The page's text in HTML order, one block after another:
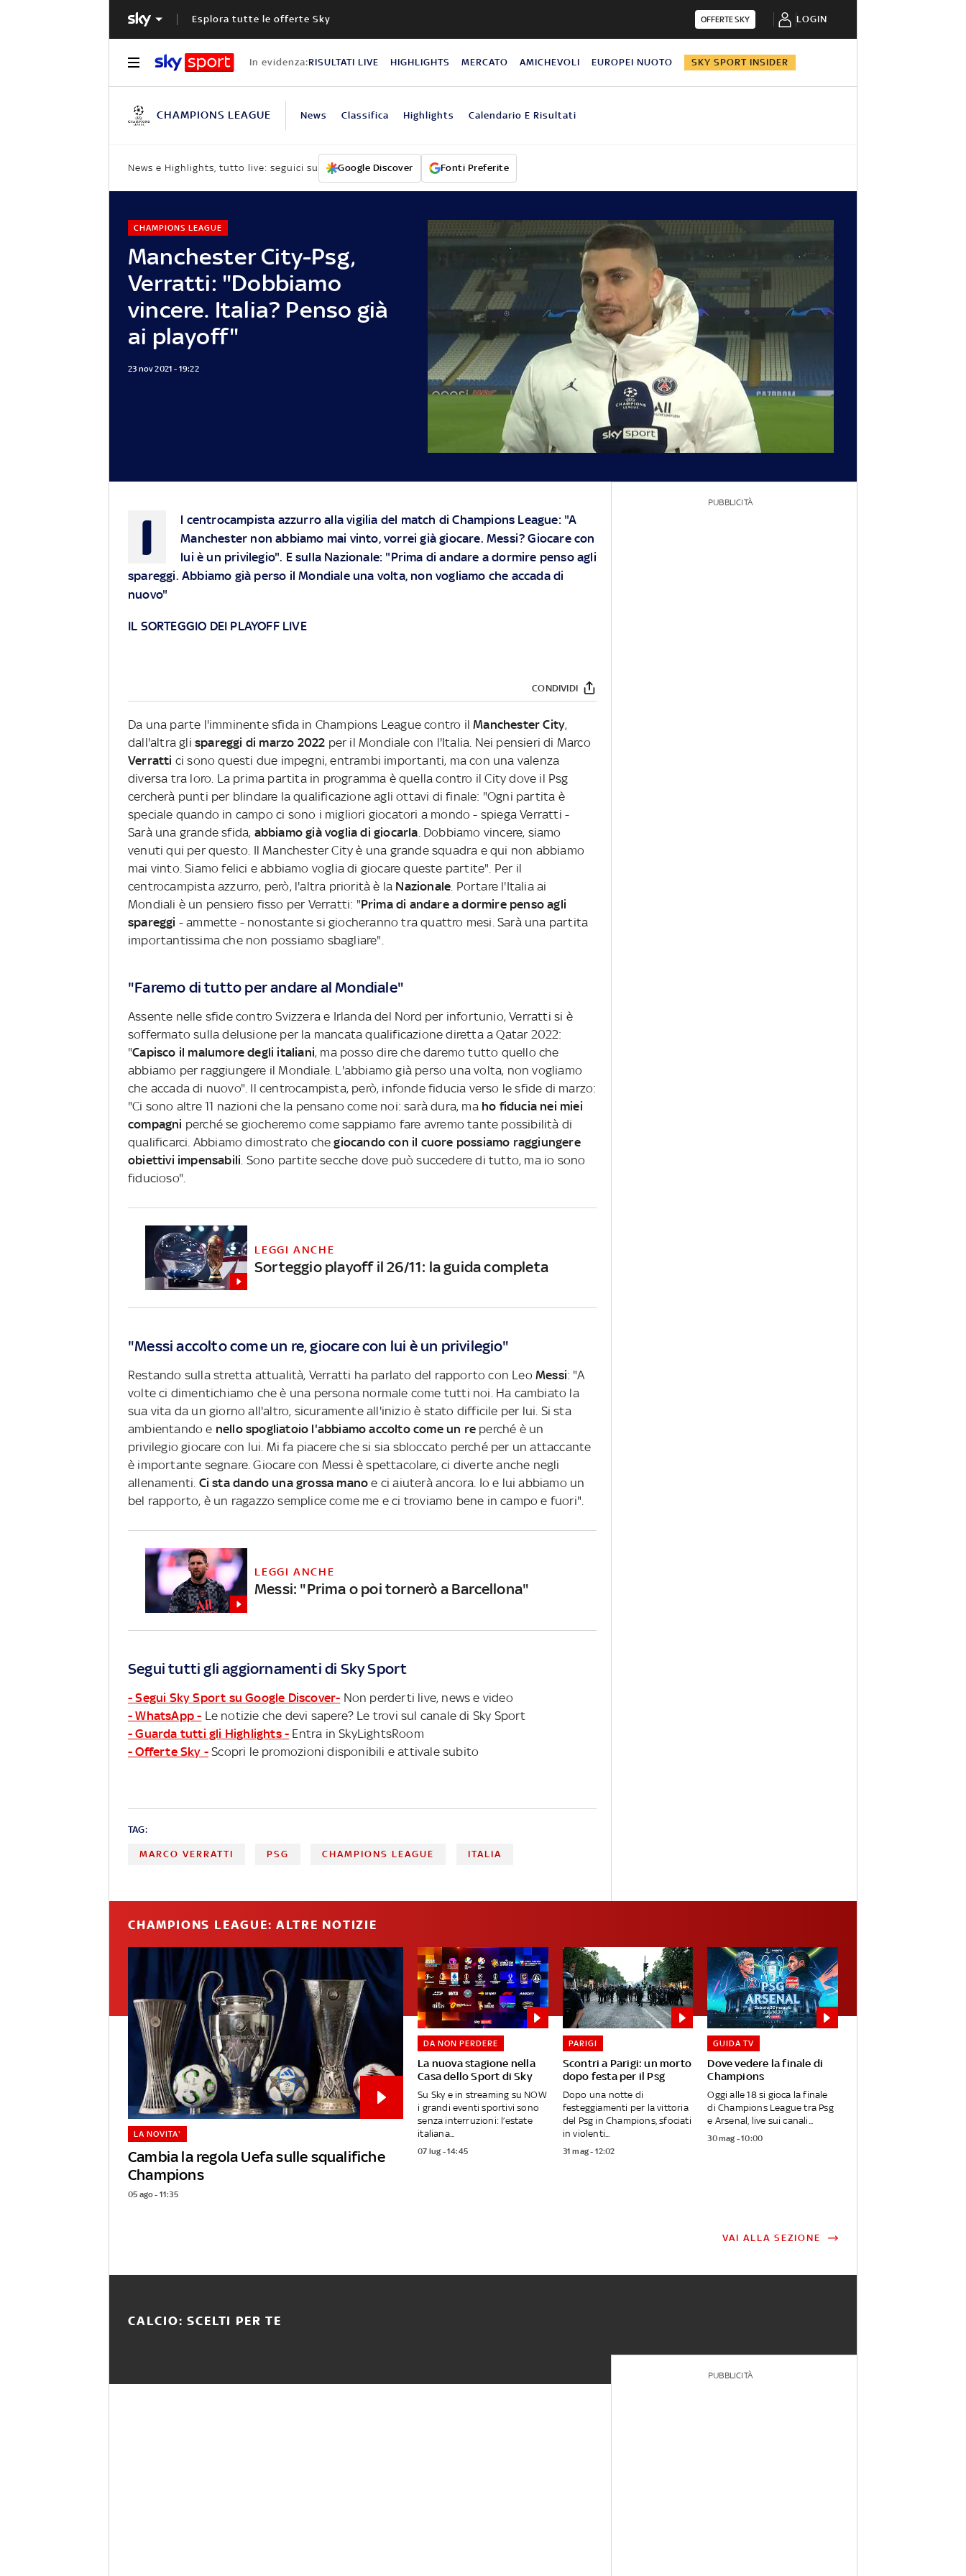
Esplora tutte le offerte Sky OFFERTE SKY LOGIN
In evidenza:RISULTATI LIVE HIGHLIGHTS MERCATO AMICHEVOLI EUROPEI NUOTO SKY SPORT INSIDER
CHAMPIONS LEAGUE News Classifica Highlights Calendario E Risultati
News e Highlights, tutto live: seguici su Google Discover Fonti Preferite
Manchester City-Psg,
Verratti: "Dobbiamo
vincere. Italia? Penso già
ai playoff"
CHAMPIONS LEAGUE
23 nov 2021 - 19:22
I
l centrocampista azzurro alla vigilia del match di Champions League: "A
Manchester non abbiamo mai vinto, vorrei già giocare. Messi? Giocare con
lui è un privilegio". E sulla Nazionale: "Prima di andare a dormire penso agli
spareggi. Abbiamo già perso il Mondiale una volta, non vogliamo che accada di
nuovo"
IL SORTEGGIO DEI PLAYOFF LIVE
CONDIVIDI
Da una parte l'imminente sfida in Champions League contro ilManchester City,
dall'altra gli spareggi di marzo 2022 per il Mondiale con l'Italia. Nei pensieri di Marco
Verratti ci sono questi due impegni, entrambi importanti, ma con una valenza
diversa tra loro. La prima partita in programma è quella contro il City dove il Psg
cercherà punti per blindare la qualificazione agli ottavi di finale: "Ogni partita è
speciale quando in campo ci sono i migliori giocatori a mondo - spiega Verratti -
Sarà una grande sfida, abbiamo già voglia di giocarla. Dobbiamo vincere, siamo
venuti qui per questo. Il Manchester City è una grande squadra e qui non abbiamo
mai vinto. Siamo felici e abbiamo voglia di giocare queste partite". Per il
centrocampista azzurro, però, l'altra priorità è la Nazionale. Portare l'Italia ai
Mondiali è un pensiero fisso per Verratti: "Prima di andare a dormire penso agli
spareggi - ammette - nonostante si giocheranno tra quattro mesi. Sarà una partita
importantissima che non possiamo sbagliare".
"Faremo di tutto per andare al Mondiale"
Assente nelle sfide contro Svizzera e Irlanda del Nord per infortunio, Verratti si è
soffermato sulla delusione per la mancata qualificazione diretta a Qatar 2022:
"Capisco il malumore degli italiani, ma posso dire che daremo tutto quello che
abbiamo per raggiungere il Mondiale. L'abbiamo già perso una volta, non vogliamo
che accada di nuovo". Il centrocampista, però, infonde fiducia verso le sfide di marzo:
"Ci sono altre 11 nazioni che la pensano come noi: sarà dura, ma ho fiducia nei miei
compagni perché se giocheremo come sappiamo fare avremo tante possibilità di
qualificarci. Abbiamo dimostrato che giocando con il cuore possiamo raggiungere
obiettivi impensabili. Sono partite secche dove può succedere di tutto, ma io sono
fiducioso".
LEGGI ANCHE
Sorteggio playoff il 26/11: la guida completa
"Messi accolto come un re, giocare con lui è un privilegio"
Restando sulla stretta attualità, Verratti ha parlato del rapporto con Leo Messi: "A
volte ci dimentichiamo che è una persona normale come tutti noi. Ha cambiato la
sua vita da un giorno all'altro, sicuramente all'inizio è stato difficile per lui. Si sta
ambientando e nello spogliatoio l'abbiamo accolto come un re perché è un
privilegio giocare con lui. Mi fa piacere che si sia sbloccato perché per un attaccante
è importante segnare. Giocare con Messi è spettacolare, ci diverte anche negli
allenamenti Ci sta dando una grossa mano e ci aiuterà ancora. Io e lui abbiamo un
bel rapporto, è un ragazzo semplice come me e ci troviamo bene in campo e fuori".
LEGGI ANCHE
Messi: "Prima o poi tornerò a Barcellona"
Segui tutti gli aggiornamenti di Sky Sport
- Segui Sky Sport su Google Discover- Non perderti live, news e video
- WhatsApp - Le notizie che devi sapere? Le trovi sul canale di Sky Sport
- Guarda tutti gli Highlights - Entra in SkyLightsRoom
- Offerte Sky - Scopri le promozioni disponibili e attivale subito
TAG:
MARCO VERRATTI PSG CHAMPIONS LEAGUE ITALIA
PUBBLICITÀ
CHAMPIONS LEAGUE: ALTRE NOTIZIE
Cambia la regola Uefa sulle squalifiche
Champions
LA NOVITA'
05 ago - 11:35
La nuova stagione nella
Casa dello Sport di Sky
DA NON PERDERE
Su Sky e in streaming su NOW
i grandi eventi sportivi sono
senza interruzioni: l’estate
italiana...
07 lug - 14:45
Scontri a Parigi: un morto
dopo festa per il Psg
PARIGI
Dopo una notte di
festeggiamenti per la vittoria
del Psg in Champions, sfociati
in violenti...
31 mag - 12:02
Dove vedere la finale di
Champions
GUIDA TV
Oggi alle 18 si gioca la finale
di Champions League tra Psg
e Arsenal, live sui canali...
30 mag - 10:00
VAI ALLA SEZIONE
CALCIO: SCELTI PER TE
PUBBLICITÀ